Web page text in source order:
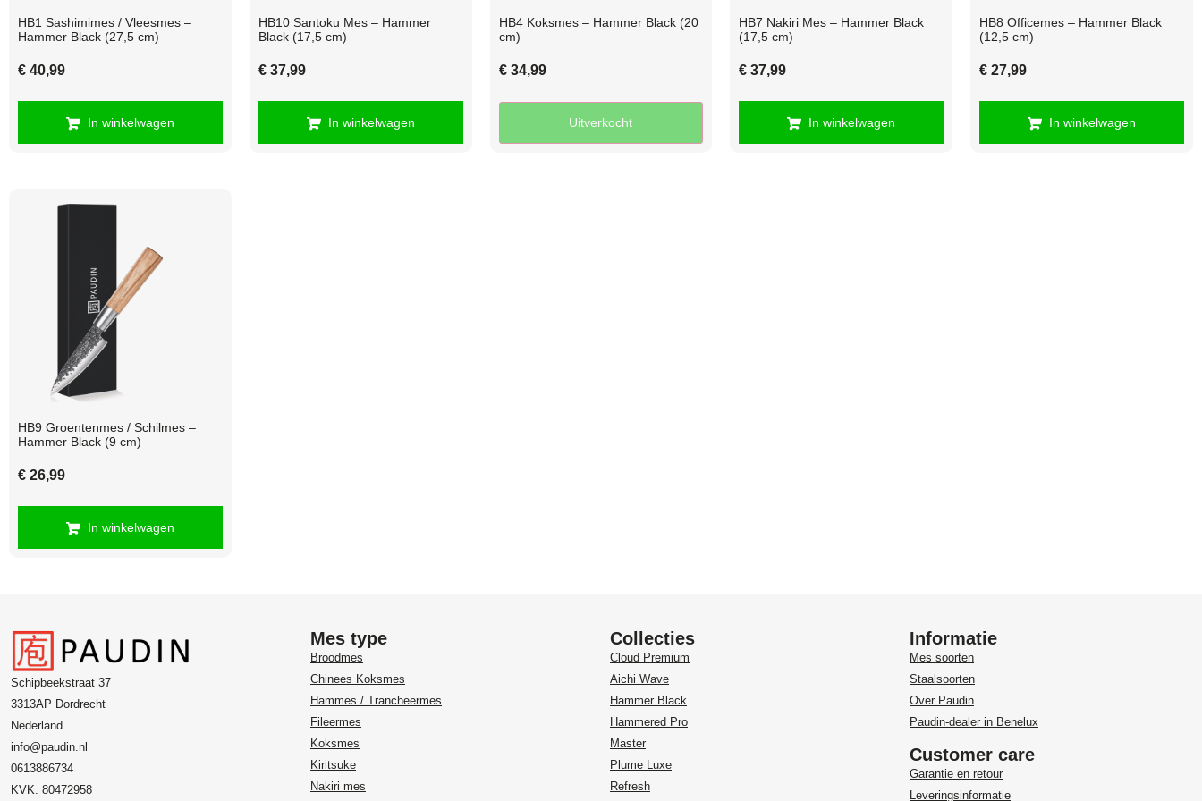
HB1 Sashimimes / Vleesmes –
Hammer Black (27,5 cm)
€ 40,99
In winkelwagen
HB10 Santoku Mes – Hammer
Black (17,5 cm)
€37,99
In winkelwagen
HB4 Koksmes – Hammer Black (20
cm)
€34,99
Uitverkocht
HB7 Nakiri Mes – Hammer Black
(17,5 cm)
€ 37,99
In winkelwagen
HB8 Officemes – Hammer Black
(12,5 cm)
€ 27,99
In winkelwagen
HB9 Groentenmes / Schilmes –
Hammer Black (9 cm)
€ 26,99
In winkelwagen
Schipbeekstraat 37
3313AP Dordrecht
Nederland
info@paudin.nl
0613886734
KVK: 80472958
Mes type
Broodmes
Chinees Koksmes
Hammes / Trancheermes
Fileermes
Koksmes
Kiritsuke
Nakiri mes
Collecties
Cloud Premium
Aichi Wave
Hammer Black
Hammered Pro
Master
Plume Luxe
Refresh
Informatie
Mes soorten
Staalsoorten
Over Paudin
Paudin-dealer in Benelux
Customer care
Garantie en retour
Leveringsinformatie